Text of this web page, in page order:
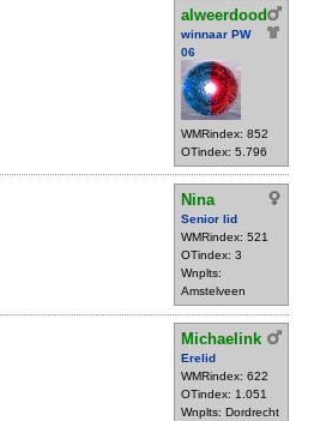
alweerdood
winnaar PW
06
WMRindex: 852
OTindex: 5.796
Nina
Senior lid
WMRindex: 521
OTindex: 3
Wnplts:
Amstelveen
Michaelink
Erelid
WMRindex: 622
OTindex: 1.051
Wnplts: Dordrecht